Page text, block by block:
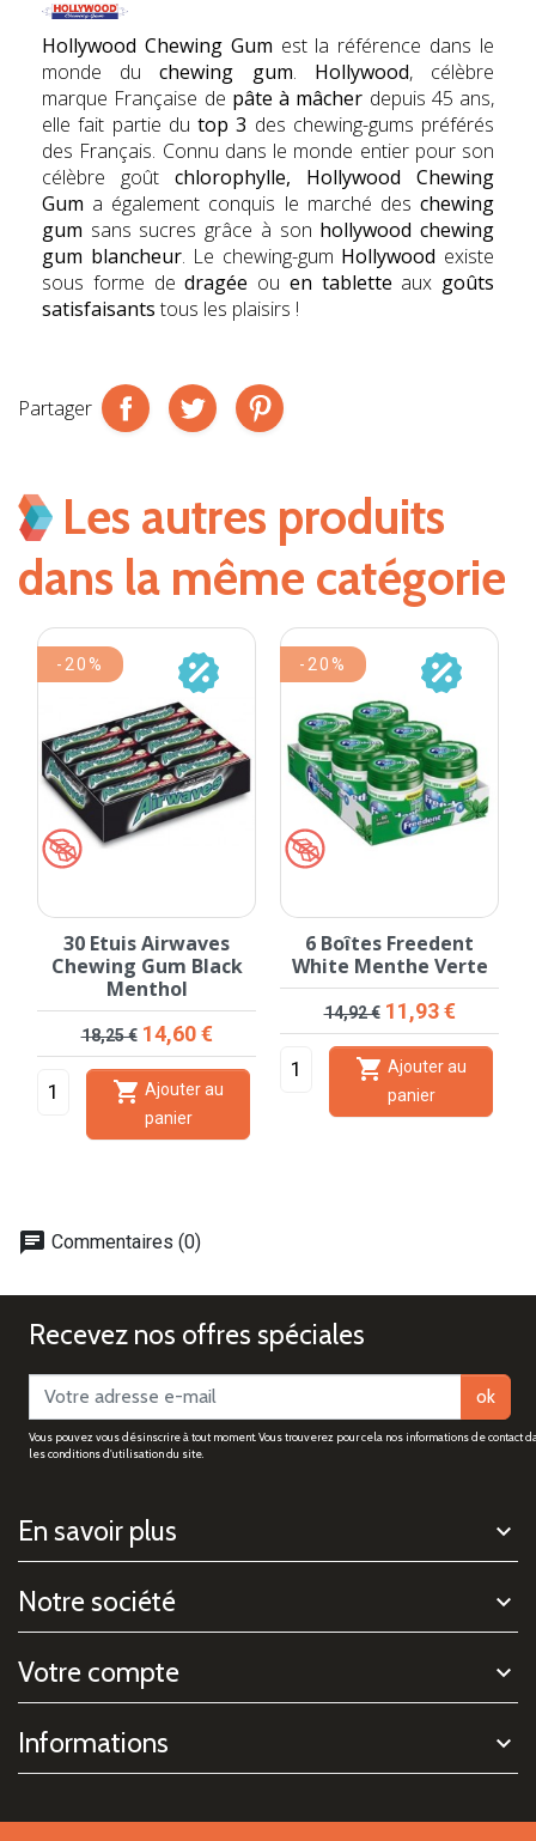
Hollywood Chewing Gum est la référence dans le
monde duchewing gum. Hollywood, célèbre
marque Française de pâte à mâcher depuis 45 ans,
elle fait partie du top 3 des chewing-gums préférés
des Français. Connu dans le monde entier pour son
célèbre goût chlorophylle, Hollywood Chewing
Gum a également conquis le marché deschewing
gum sans sucres grâce à son hollywood chewing
gum blancheur. Le chewing-gum Hollywood existe
sous forme de dragée ou en tablette aux goûts
satisfaisantstous les plaisirs !
Partager
Les autres produits
dans la même catégorie
30 Etuis Airwaves
Chewing Gum Black
Menthol
Prix de base
18,25 € Prix
14,60 €
 Ajouter au
panier
-20%
6 Boîtes Freedent
White Menthe Verte
Prix de base
14,92 € Prix
11,93 €
 Ajouter au
panier
-20%
chat Commentaires (0)
Recevez nos offres spéciales
ok
Vous pouvez vous désinscrire à tout moment. Vous trouverez pour cela nos informations de contact
les conditions d'utilisation du site.
En savoir plus
Notre société
Votre compte
Informations